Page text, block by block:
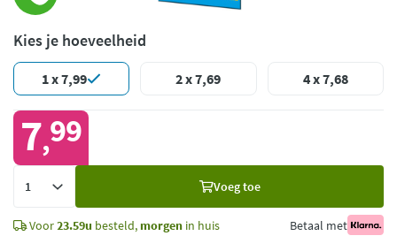
Kies je hoeveelheid
1 x 7,99 2 x 7,69 4 x 7,68
7,99
Voeg toe
Voor23.59u besteld, morgen in huis Betaal met